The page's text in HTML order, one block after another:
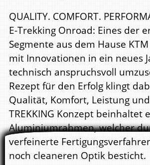
QUALITY. COMFORT.
E-Trekking Onroad: Eines der
Segmente aus dem Hause
mit Innovationen in ein neues
technisch anspruchsvoll
Rezept für den Erfolg klingt
Qualität, Komfort, Leistung
TREKKING Konzept beinhaltet
Aluminiumrahmen, welcher
verfeinerte
noch cleaneren Optik besticht.